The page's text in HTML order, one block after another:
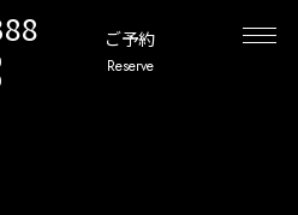
ご予約
Reserve